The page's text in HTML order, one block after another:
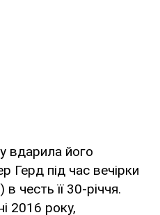
вдарила його
Герд під час вечірки
честь її 30-річчя.
2016 року,